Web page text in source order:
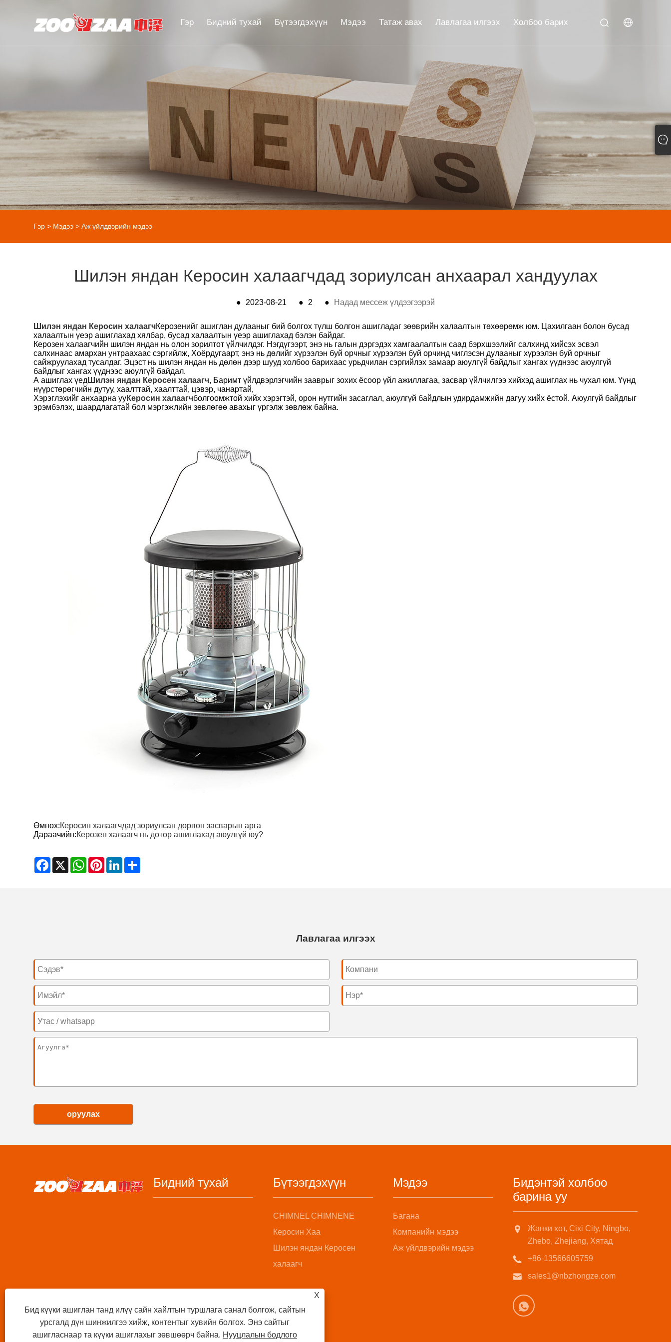
Гэр Бидний тухай Бүтээгдэхүүн Мэдээ Татаж авах Лавлагаа илгээх Холбоо барих
Гэр > Мэдээ >Аж үйлдвэрийн мэдээ
Шилэн яндан Керосин халаагчдад зориулсан анхаарал хандуулах
● 2023-08-21 ● 2 ● Надад мессеж үлдээгээрэй
Шилэн яндан Керосин халаагчКерозенийг ашиглан дулааныг бий болгох түлш болгон ашигладаг зөөврийн халаалтын төхөөрөмж юм. Цахилгаан болон бусад
халаалтын үеэр ашиглахад хялбар, бусад халаалтын үеэр ашиглахад бэлэн байдаг.
Керозен халаагчийн шилэн яндан нь олон зорилтот үйлчилдэг. Нэгдүгээрт, энэ нь галын дэргэдэх хамгаалалтын саад бэрхшээлийг салхинд хийсэх эсвэл
салхинаас амархан унтраахаас сэргийлж, Хоёрдугаарт, энэ нь дөлийг хүрээлэн буй орчныг хүрээлэн буй орчинд чиглэсэн дулааныг хүрээлэн буй орчныг
сайжруулахад тусалдаг. Эцэст нь шилэн яндан нь дөлөн дээр шууд холбоо барихаас урьдчилан сэргийлэх замаар аюулгүй байдлыг хангах үүднээс аюулгүй
байдлыг хангах үүднээс аюулгүй байдал.
А ашиглах үед Шилэн яндан Керосен халаагч, Баримт үйлдвэрлэгчийн зааврыг зохих ёсоор үйл ажиллагаа, засвар үйлчилгээ хийхэд ашиглах нь чухал юм. Үүнд
нүүрстөрөгчийн дутуу, хаалттай, хаалттай, цэвэр, чанартай,
Хэрэглэхийг анхаарна ууКеросин халаагчболгоомжтой хийх хэрэгтэй, орон нутгийн засаглал, аюулгүй байдлын удирдамжийн дагуу хийх ёстой. Аюулгүй байдлыг
эрэмбэлэх, шаардлагатай бол мэргэжлийн зөвлөгөө авахыг үргэлж зөвлөж байна.
Өмнөх:Керосин халаагчдад зориулсан дөрвөн засварын арга
Дараачийн:Керозен халаагч нь дотор ашиглахад аюулгүй юу?
Facebook
X WhatsApp
PinterestLinkedIn
Лавлагаа илгээх
оруулах
Бидний тухай Бүтээгдэхүүн
CHIMNEL CHIMNENE
Керосин Хаа
Шилэн яндан Керосен
халаагч
Мэдээ
Багана
Компанийн мэдээ
Аж үйлдвэрийн мэдээ
Бидэнтэй холбоо
барина уу
Жанки хот, Cixi City, Ningbo,
Zhebo, Zhejiang, Хятад
+86-13566605759
sales1@nbzhongze.com
X
Бид күүки ашиглан танд илүү сайн хайлтын туршлага санал болгож, сайтын
урсгалд дүн шинжилгээ хийж, контентыг хувийн болгох. Энэ сайтыг
ашигласнаар та күүки ашиглахыг зөвшөөрч байна. Нууцлалын бодлого